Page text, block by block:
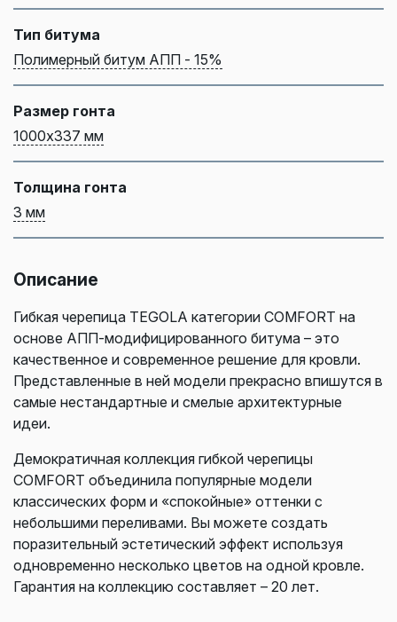
Тип битума
Полимерный битум АПП - 15%
Размер гонта
1000х337 мм
Толщина гонта
3 мм
Описание
Гибкая черепица TEGOLA категории COMFORT на
основе АПП-модифицированного битума – это
качественное и современное решение для кровли.
Представленные в ней модели прекрасно впишутся в
самые нестандартные и смелые архитектурные
идеи.
Демократичная коллекция гибкой черепицы
COMFORT объединила популярные модели
классических форм и «спокойные» оттенки с
небольшими переливами. Вы можете создать
поразительный эстетический эффект используя
одновременно несколько цветов на одной кровле.
Гарантия на коллекцию составляет – 20 лет.